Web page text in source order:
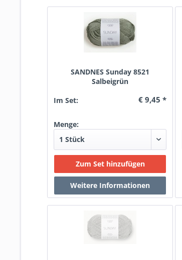
SANDNES Sunday 8521
Salbeigrün
Im Set:
€ 9,45 *
Menge: